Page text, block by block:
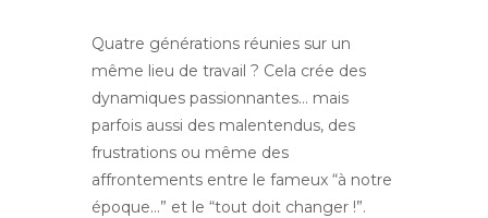
Quatre générations réunies sur un
même lieu de travail ? Cela crée des
dynamiques passionnantes… mais
parfois aussi des malentendus, des
frustrations ou même des
affrontements entre le fameux “à notre
époque…” et le “tout doit changer !”.